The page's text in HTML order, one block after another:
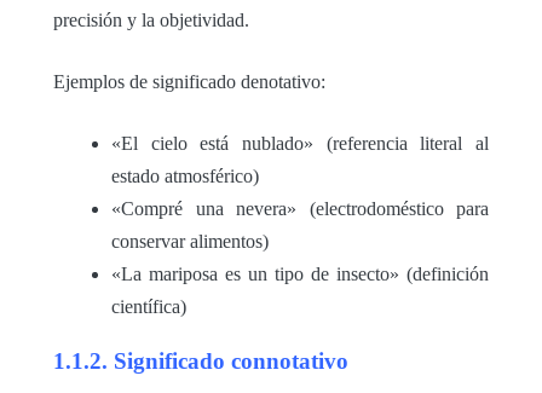
precisión y la objetividad.
Ejemplos de significado denotativo:
«El cielo está nublado» (referencia literal al
estado atmosférico)
«Compré una nevera» (electrodoméstico para
conservar alimentos)
«La mariposa es un tipo de insecto» (definición
científica)
1.1.2. Significado connotativo